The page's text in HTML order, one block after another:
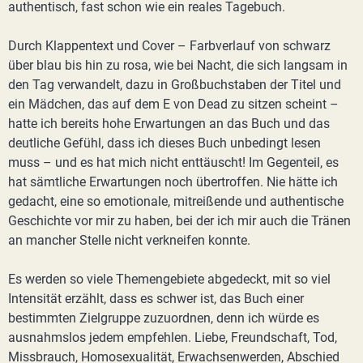
authentisch, fast schon wie ein reales Tagebuch.
Durch Klappentext und Cover – Farbverlauf von schwarz
über blau bis hin zu rosa, wie bei Nacht, die sich langsam in
den Tag verwandelt, dazu in Großbuchstaben der Titel und
ein Mädchen, das auf dem E von Dead zu sitzen scheint –
hatte ich bereits hohe Erwartungen an das Buch und das
deutliche Gefühl, dass ich dieses Buch unbedingt lesen
muss – und es hat mich nicht enttäuscht! Im Gegenteil, es
hat sämtliche Erwartungen noch übertroffen. Nie hätte ich
gedacht, eine so emotionale, mitreißende und authentische
Geschichte vor mir zu haben, bei der ich mir auch die Tränen
an mancher Stelle nicht verkneifen konnte.
Es werden so viele Themengebiete abgedeckt, mit so viel
Intensität erzählt, dass es schwer ist, das Buch einer
bestimmten Zielgruppe zuzuordnen, denn ich würde es
ausnahmslos jedem empfehlen. Liebe, Freundschaft, Tod,
Missbrauch, Homosexualität, Erwachsenwerden, Abschied